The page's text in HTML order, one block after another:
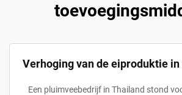
Verhoging van de eiproduktie
Een pluimveebedrijf in Thailand stond